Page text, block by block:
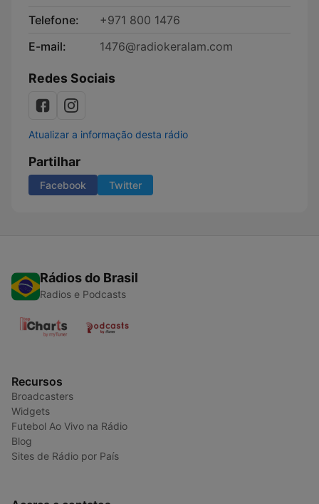
Telefone:
+971 800 1476
E-mail:
1476@radiokeralam.com
Redes Sociais
Atualizar a informação desta rádio
Partilhar
Facebook Twitter
Rádios do Brasil
Radios e Podcasts
Recursos
Broadcasters
Widgets
Futebol Ao Vivo na Rádio
Blog
Sites de Rádio por País